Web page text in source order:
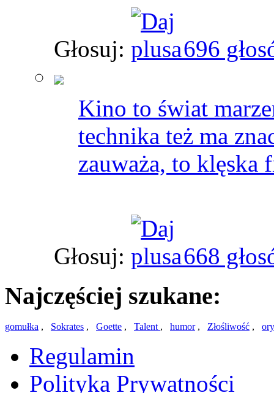
Głosuj: 696
Kino to świat
technika też ma
zauważa, to klęska
Głosuj: 668
Najczęściej szukane:
gomułka , Sokrates , Goette , Talent , humor, Złośliwość ,
Regulamin
Polityka Prywatności